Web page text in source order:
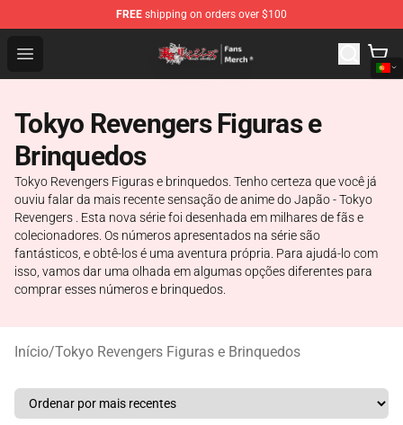
FREE shipping on orders over $100
Open menu
Tokyo Revengers Store - Official Tokyo Revengers
Tokyo Revengers Figuras e
Brinquedos
Tokyo Revengers Figuras e brinquedos. Tenho certeza que você já
ouviu falar da mais recente sensação de anime do Japão - Tokyo
Revengers . Esta nova série foi desenhada em milhares de fãs e
colecionadores. Os números apresentados na série são
fantásticos, e obtê-los é uma aventura própria. Para ajudá-lo com
isso, vamos dar uma olhada em algumas opções diferentes para
comprar esses números e brinquedos.
Início/Tokyo Revengers Figuras e Brinquedos